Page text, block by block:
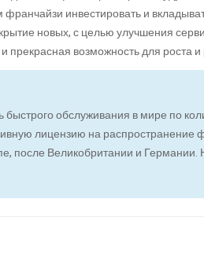
инвестировать и
новых, с целью улучшения
возможность для роста и
обслуживания в мире по
лицензию на распространение
после Великобритании и